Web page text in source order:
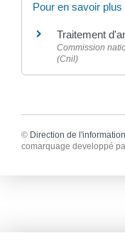
Pour en savoir plus
Traitement
Commission
(Cnil)
© Direction de
comarquage developpé